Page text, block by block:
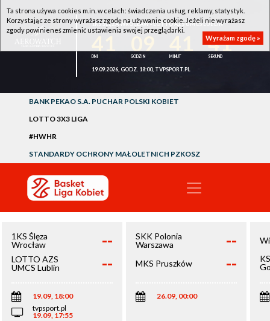
1KS ŚLĘZA WROCŁAW - LOTTO AZS UMCS LUBLIN
41
19.09.2026, GODZ. 18:00, TVPSPORT.PL
BANK PEKAO S.A. PUCHAR POLSKI KOBIET
LOTTO 3X3 LIGA
#HWHR
STANDARDY OCHRONY MAŁOLETNICH PZKOSZ
1KS Ślęza
Wrocław
--
LOTTO AZS
UMCS Lublin
--
19.09, 18:00
tvpsport.pl
19.09, 17:55
SKK Polonia
Warszawa
--
MKS Pruszków --
26.09, 00:00
Ta strona używa cookies m.in. w celach: świadczenia usług, reklamy, statystyk.
Korzystając ze strony wyrażasz zgodę na używanie cookie. Jeżeli nie wyrażasz
zgody powinieneś zmienić ustawienia swojej przeglądarki.
Wyrażam zgodę »